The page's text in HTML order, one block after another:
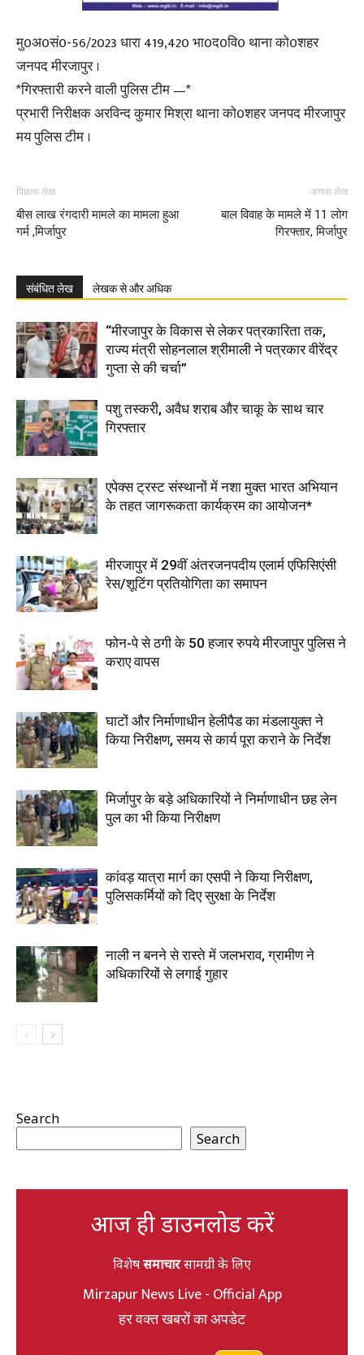
मु0अ0सं0-56/2023 धारा 419,420 भा0द0वि0 थाना को0शहर
जनपद मीरजापुर ।
*गिरफ्तारी करने वाली पुलिस टीम —*
प्रभारी निरीक्षक अरविन्द कुमार मिश्रा थाना को0शहर जनपद मीरजापुर
मय पुलिस टीम ।
पिछला लेख
बीस लाख रंगदारी मामले का मामला हुआ
गर्म ,मिर्जापुर
अगला लेख
बाल विवाह के मामले में 11 लोग
गिरफ्तार, मिर्जापुर
संबंधित लेख लेखक से और अधिक
“मीरजापुर के विकास से लेकर पत्रकारिता तक,
राज्य मंत्री सोहनलाल श्रीमाली ने पत्रकार वीरेंद्र
गुप्ता से की चर्चा”
पशु तस्करी, अवैध शराब और चाकू के साथ चार
गिरफ्तार
एपेक्स ट्रस्ट संस्थानों में नशा मुक्त भारत अभियान
के तहत जागरूकता कार्यक्रम का आयोजन*
मीरजापुर में 29वीं अंतरजनपदीय एलार्म एफिसिएंसी
रेस/शूटिंग प्रतियोगिता का समापन
फोन-पे से ठगी के 50 हजार रुपये मीरजापुर पुलिस ने
कराए वापस
घाटों और निर्माणाधीन हेलीपैड का मंडलायुक्त ने
किया निरीक्षण, समय से कार्य पूरा कराने के निर्देश
मिर्जापुर के बड़े अधिकारियों ने निर्माणाधीन छह लेन
पुल का भी किया निरीक्षण
कांवड़ यात्रा मार्ग का एसपी ने किया निरीक्षण,
पुलिसकर्मियों को दिए सुरक्षा के निर्देश
नाली न बनने से रास्ते में जलभराव, ग्रामीण ने
अधिकारियों से लगाई गुहार
Search
Search
आज ही डाउनलोड करें
विशेषसमाचारसामग्री के लिए
Mirzapur News Live - Official App
हर वक्त खबरों का अपडेट